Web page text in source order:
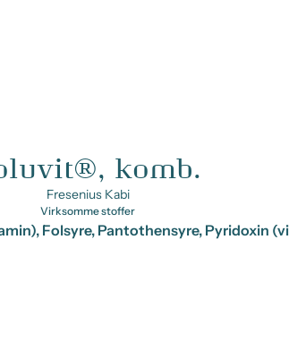
komb.
Fresenius Kabi
Virksomme stoffer
Folsyre, Pantothensyre, Pyridoxin